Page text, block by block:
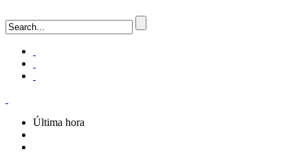
Última hora